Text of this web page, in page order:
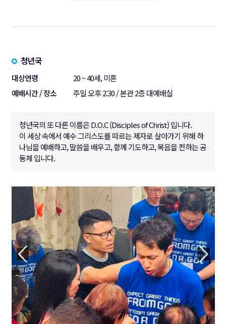
청년국
대상연령
20 ~ 40세, 미혼
예배시간 / 장소
주일 오후 2:30 / 본관 2층 대예배실
청년국의 또 다른 이름은 D.O.C (Disciples of Christ) 입니다.
이 세상 속에서 예수 그리스도를 따르는 제자로 살아가기 위해 하
나님을 예배하고, 말씀을 배우고, 함께 기도하고, 복음을 전하는 공
동체 입니다.